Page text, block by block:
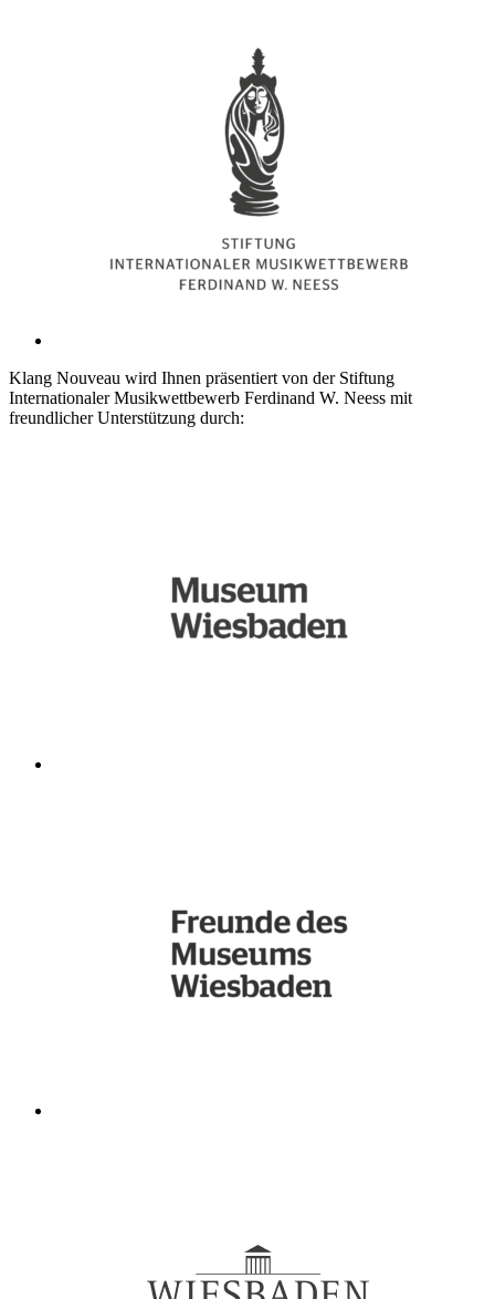
Klang Nouveau wird Ihnen präsentiert von der Stiftung
Internationaler Musikwettbewerb Ferdinand W. Neess mit
freundlicher Unterstützung durch: